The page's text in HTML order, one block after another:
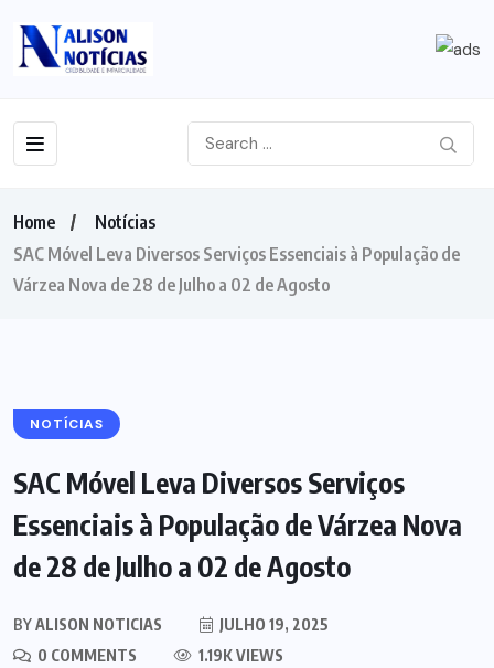
Home
Notícias
SAC Móvel Leva Diversos Serviços Essenciais à População de
Várzea Nova de 28 de Julho a 02 de Agosto
NOTÍCIAS
SAC Móvel Leva Diversos Serviços
Essenciais à População de Várzea Nova
de 28 de Julho a 02 de Agosto
BYALISON NOTICIAS
JULHO 19, 2025
0 COMMENTS
1.19K VIEWS